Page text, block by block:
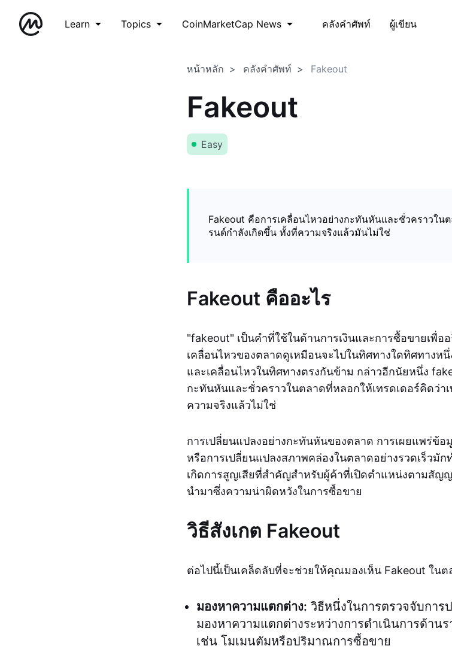
Learn Topics CoinMarketCap News คลังคำศัพท์ ผู้เขียน
หน้าหลัก คลังคำศัพท์ Fakeout
Fakeout
Easy
Fakeout คือการเคลื่อนไหวอย่างกะทันหันและชั่วคราวใน
รนด์กำลังเกิดขึ้น ทั้งที่ความจริงแล้วมันไม่ใช่
Fakeout คืออะไร
"fakeout" เป็นคำที่ใช้ในด้านการเงินและการซื้อขายเพื่
เคลื่อนไหวของตลาดดูเหมือนจะไปในทิศทางใดทิศทางห
และเคลื่อนไหวในทิศทางตรงกันข้าม กล่าวอีกนัยหนึ่ง
กะทันหันและชั่วคราวในตลาดที่หลอกให้เทรดเดอร์คิดว่า
ความจริงแล้วไม่ใช่
การเปลี่ยนแปลงอย่างกะทันหันของตลาด การเผยแพร่ข้
หรือการเปลี่ยนแปลงสภาพคล่องในตลาดอย่างรวดเร็วมั
เกิดการสูญเสียที่สำคัญสำหรับผู้ค้าที่เปิดตำแหน่งตามสั
นำมาซึ่งความน่าผิดหวังในการซื้อขาย
วิธีสังเกต Fakeout
ต่อไปนี้เป็นเคล็ดลับที่จะช่วยให้คุณมองเห็น Fakeout ในต
มองหาความแตกต่าง: วิธีหนึ่งในการตรวจจับการ
มองหาความแตกต่างระหว่างการดำเนินการด้า
เช่น โมเมนตัมหรือปริมาณการซื้อขาย